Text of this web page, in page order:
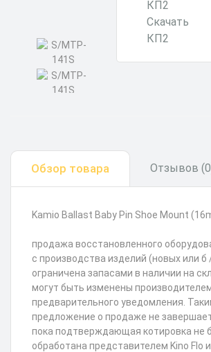
Скачать
КП2
Обзор товара Отзывов
Kamio Ballast Baby Pin Shoe Mount
продажа восстановленного
с производства изделий (новых или б
ограничена запасами в наличии на
могут быть изменены
предварительного уведомления.
предложение о продаже не
пока подтверждающая котировка не
обработана представителем Kino Flo